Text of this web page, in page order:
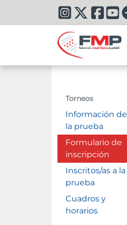
Torneos
Información de
la prueba
Formulario de
inscripción
Inscritos/as a la
prueba
Cuadros y
horarios